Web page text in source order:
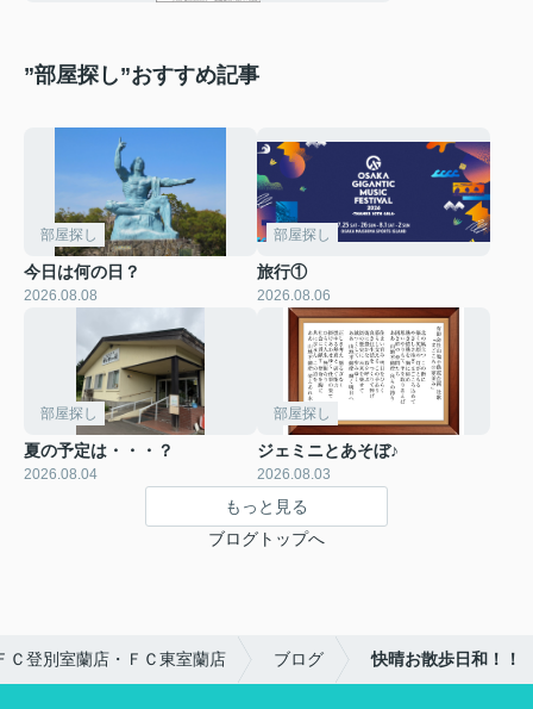
”部屋探し”おすすめ記事
部屋探し
今日は何の日？
2026.08.08
部屋探し
旅行①
2026.08.06
部屋探し
夏の予定は・・・？
2026.08.04
部屋探し
ジェミニとあそぼ♪
2026.08.03
もっと見る
ブログトップへ
Ｃ登別室蘭店・ＦＣ東室蘭店 ブログ 快晴お散歩日和！！